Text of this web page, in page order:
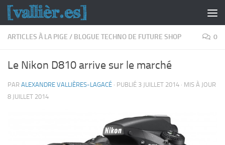
Skip to content
ARTICLES À LA PIGE / BLOGUE TECHNO DE FUTURE SHOP 0
Le Nikon D810 arrive sur le marché
PAR ALEXANDRE VALLIÈRES-LAGACÉ · PUBLIÉ 3 JUILLET 2014 · MIS À JOUR
8 JUILLET 2014